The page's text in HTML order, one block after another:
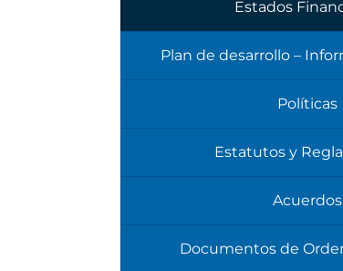
Estados
Plan de desarrollo –
Políticas
Estatutos y
Acuerdos
Documentos de